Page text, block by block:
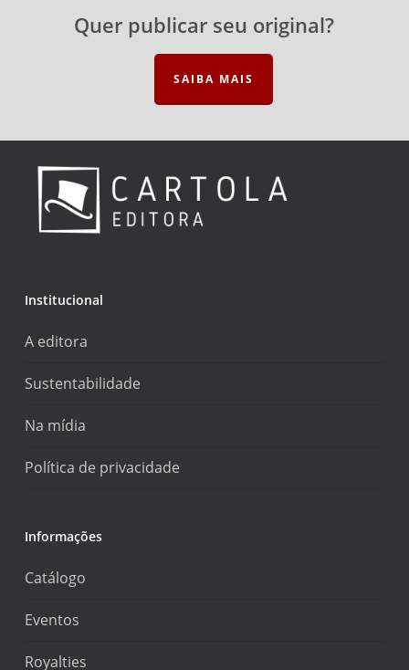
Quer publicar seu original?
SAIBA MAIS
Institucional
A editora
Sustentabilidade
Na mídia
Política de privacidade
Informações
Catálogo
Eventos
Royalties